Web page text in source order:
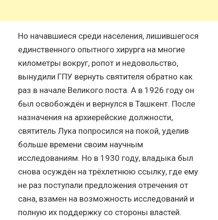
Но начавшиеся среди населения, лишившегося
единственного опытного хирурга на многие
километры вокруг, ропот и недовольство,
вынудили ГПУ вернуть святителя обратно как
раз в начале Великого поста. А в 1926 году он
был освобождён и вернулся в Ташкент. После
назначения на архиерейские должности,
святитель Лука попросился на покой, уделив
больше времени своим научным
исследованиям. Но в 1930 году, владыка был
снова осуждён на трёхлетнюю ссылку, где ему
не раз поступали предложения отречения от
сана, взамен на возможность исследований и
полную их поддержку со стороны властей.